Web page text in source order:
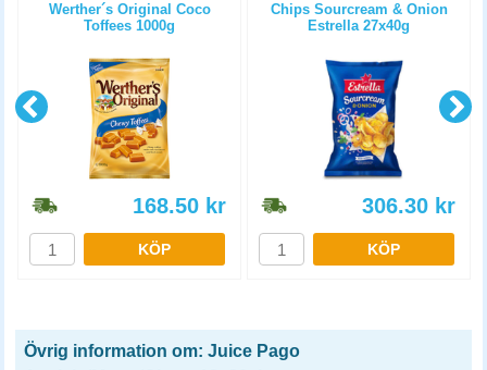
Werther´s Original Coco
Toffees 1000g
168.50 kr
KÖP
Chips Sourcream & Onion
Estrella 27x40g
306.30 kr
KÖP
Övrig information om: Juice Pago